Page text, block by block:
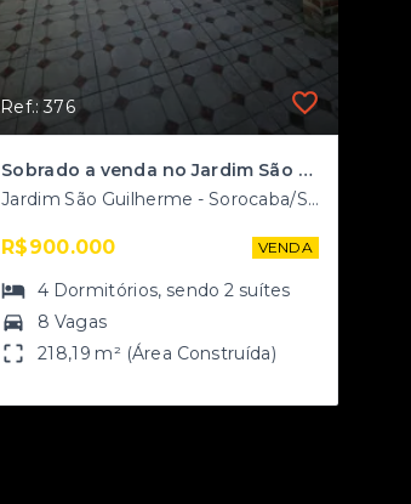
Ref.: 376
Sobrado a venda no Jardim São Guilherme
Jardim São Guilherme - Sorocaba/SP
R$900.000 VENDA
4 Dormitórios, sendo2 suítes
8 Vagas
218,19 m² (Área Construída)